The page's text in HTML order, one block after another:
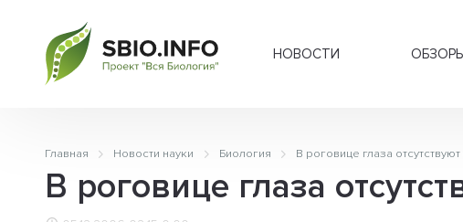
НОВОСТИ
Главная Новости науки Биология В роговице глаза
В роговице глаза